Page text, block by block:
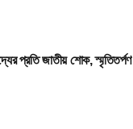
প্রতি জাতীয় শোক, স্মৃতিতর্পণ